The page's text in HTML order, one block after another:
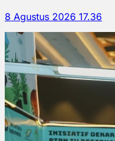
8 Agustus 2026 17.36